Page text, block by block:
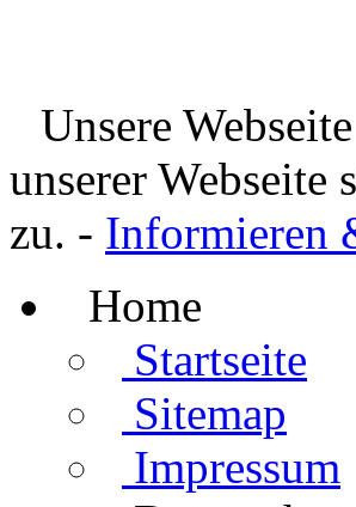
Unsere
unserer Webseite
zu. - Informieren
Home
Startseite
Sitemap
Impressum